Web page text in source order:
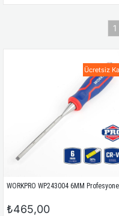
1
₺465,00
Ücretsiz